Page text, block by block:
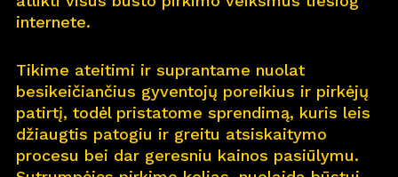
Apiemus
Karjera 11
Naujienos
internete.
Tikime ateitimi ir suprantame nuolat
besikeičiančius gyventojų poreikius ir pirkėjų
patirtį, todėl pristatome sprendimą, kuris leis
džiaugtis patogiu ir greitu atsiskaitymo
procesu bei dar geresniu kainos pasiūlymu.